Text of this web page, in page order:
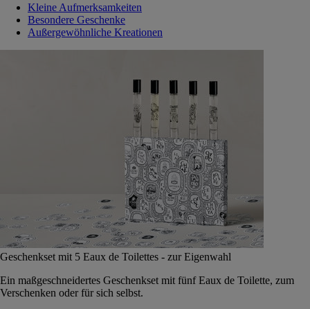
Kleine Aufmerksamkeiten
Besondere Geschenke
Außergewöhnliche Kreationen
Geschenkset mit 5 Eaux de Toilettes - zur Eigenwahl
Ein maßgeschneidertes Geschenkset mit fünf Eaux de Toilette, zum
Verschenken oder für sich selbst.